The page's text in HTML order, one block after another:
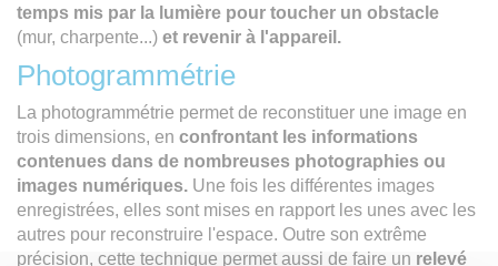
temps mis par la lumière pour toucher un obstacle
(mur, charpente...) et revenir à l'appareil.
Photogrammétrie
La photogrammétrie permet de reconstituer une image en
trois dimensions, en confrontant les informations
contenues dans de nombreuses photographies ou
images numériques. Une fois les différentes images
enregistrées, elles sont mises en rapport les unes avec les
autres pour reconstruire l'espace. Outre son extrême
précision, cette technique permet aussi de faire un relevé